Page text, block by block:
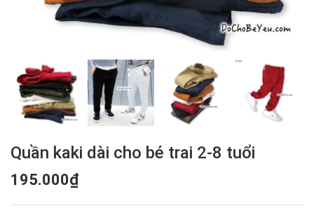
Quần kaki dài cho bé trai 2-8 tuổi
195.000₫